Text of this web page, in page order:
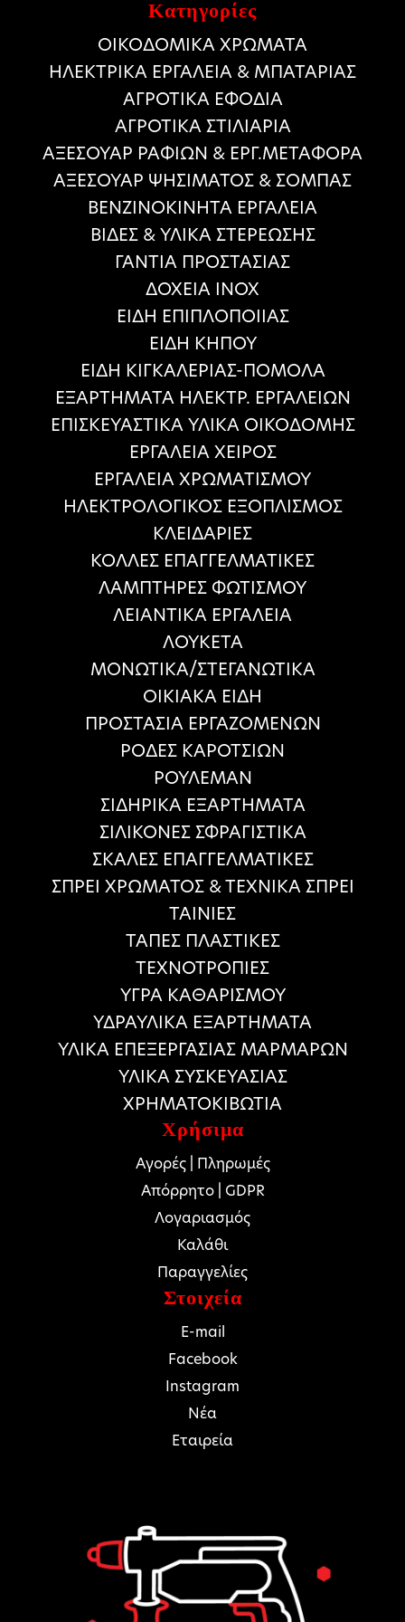
Κατηγορίες
ΟΙΚΟΔΟΜΙΚΑ ΧΡΩΜΑΤΑ
HΛΕΚΤΡΙΚΑ ΕΡΓΑΛΕΙΑ & ΜΠΑΤΑΡΙΑΣ
ΑΓΡΟΤΙΚΑ ΕΦΟΔΙΑ
ΑΓΡΟΤΙΚΑ ΣΤΙΛΙΑΡΙΑ
ΑΞΕΣΟΥΑΡ ΡΑΦΙΩΝ & ΕΡΓ.ΜΕΤΑΦΟΡΑ
ΑΞΕΣΟΥΑΡ ΨΗΣΙΜΑΤΟΣ & ΣΟΜΠΑΣ
ΒΕΝΖΙΝΟΚΙΝΗΤΑ ΕΡΓΑΛΕΙΑ
ΒΙΔΕΣ & ΥΛΙΚΑ ΣΤΕΡΕΩΣΗΣ
ΓΑΝΤΙΑ ΠΡΟΣΤΑΣΙΑΣ
ΔΟΧΕΙΑ ΙΝΟΧ
ΕΙΔΗ ΕΠΙΠΛΟΠΟΙΙΑΣ
ΕΙΔΗ ΚΗΠΟΥ
ΕΙΔΗ ΚΙΓΚΑΛΕΡΙΑΣ-ΠΟΜΟΛΑ
ΕΞΑΡΤΗΜΑΤΑ ΗΛΕΚΤΡ. ΕΡΓΑΛΕΙΩΝ
ΕΠΙΣΚΕΥΑΣΤΙΚΑ ΥΛΙΚΑ ΟΙΚΟΔΟΜΗΣ
ΕΡΓΑΛΕΙΑ ΧΕΙΡΟΣ
ΕΡΓΑΛΕΙΑ ΧΡΩΜΑΤΙΣΜΟΥ
ΗΛΕΚΤΡΟΛΟΓΙΚΟΣ ΕΞΟΠΛΙΣΜΟΣ
ΚΛΕΙΔΑΡΙΕΣ
ΚΟΛΛΕΣ ΕΠΑΓΓΕΛΜΑΤΙΚΕΣ
ΛΑΜΠΤΗΡΕΣ ΦΩΤΙΣΜΟΥ
ΛΕΙΑΝΤΙΚΑ ΕΡΓΑΛΕΙΑ
ΛΟΥΚΕΤΑ
ΜΟΝΩΤΙΚΑ/ΣΤΕΓΑΝΩΤΙΚΑ
ΟΙΚΙΑΚΑ ΕΙΔΗ
ΠΡΟΣΤΑΣΙΑ ΕΡΓΑΖΟΜΕΝΩΝ
ΡΟΔΕΣ ΚΑΡΟΤΣΙΩΝ
ΡΟΥΛΕΜΑΝ
ΣΙΔΗΡΙΚΑ ΕΞΑΡΤΗΜΑΤΑ
ΣΙΛΙΚΟΝΕΣ ΣΦΡΑΓΙΣΤΙΚΑ
ΣΚΑΛΕΣ ΕΠΑΓΓΕΛΜΑΤΙΚΕΣ
ΣΠΡΕΙ ΧΡΩΜΑΤΟΣ & ΤΕΧΝΙΚΑ ΣΠΡΕΙ
ΤΑΙΝΙΕΣ
ΤΑΠΕΣ ΠΛΑΣΤΙΚΕΣ
ΤΕΧΝΟΤΡΟΠΙΕΣ
ΥΓΡΑ ΚΑΘΑΡΙΣΜΟΥ
ΥΔΡΑΥΛΙΚΑ ΕΞΑΡΤΗΜΑΤΑ
ΥΛΙΚΑ ΕΠΕΞΕΡΓΑΣΙΑΣ ΜΑΡΜΑΡΩΝ
ΥΛΙΚΑ ΣΥΣΚΕΥΑΣΙΑΣ
ΧΡΗΜΑΤΟΚΙΒΩΤΙΑ
Χρήσιμα
Αγορές | Πληρωμές
Απόρρητο | GDPR
Λογαριασμός
Καλάθι
Παραγγελίες
Στοιχεία
E-mail
Facebook
Instagram
Νέα
Εταιρεία